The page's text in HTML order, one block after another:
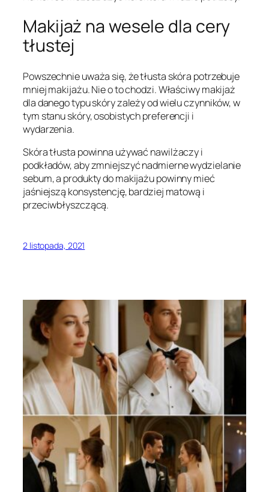
Makijaż na wesele dla cery
tłustej
Powszechnie uważa się, że tłusta skóra potrzebuje
mniej makijażu. Nie o to chodzi. Właściwy makijaż
dla danego typu skóry zależy od wielu czynników, w
tym stanu skóry, osobistych preferencji i
wydarzenia.
Skóra tłusta powinna używać nawilżaczy i
podkładów, aby zmniejszyć nadmierne wydzielanie
sebum, a produkty do makijażu powinny mieć
jaśniejszą konsystencję, bardziej matową i
przeciwbłyszczącą.
2 listopada, 2021